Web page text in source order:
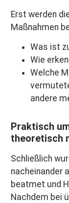
Erst werden
Maßnahmen
Was ist
Wie
Welche
andere
Praktisch
theoretisch
Schließlich
nacheinander
beatmet und
Nachdem bei